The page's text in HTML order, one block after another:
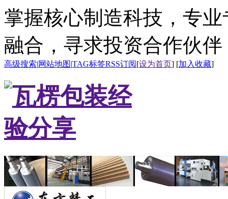
掌握核心制造科技，专
融合，寻求投资合作伙伴
高级搜索|网站地图|TAG标签RSS订阅[设为首页] [加入收藏]